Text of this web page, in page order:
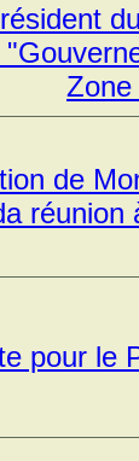
Zone
de
réunion
pour le